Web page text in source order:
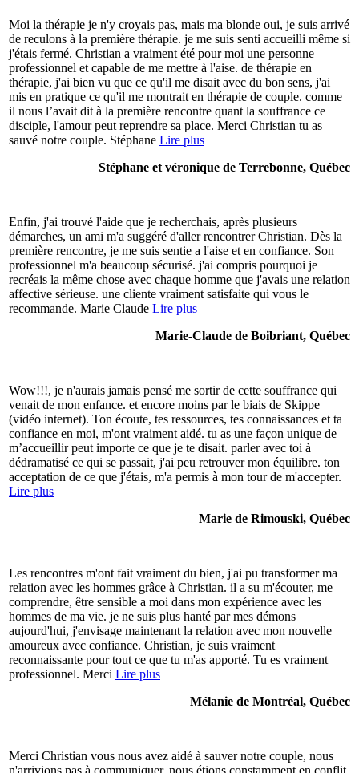
Moi la thérapie je n'y croyais pas, mais ma blonde oui, je suis arrivé
de reculons à la première thérapie. je me suis senti accueilli même si
j'étais fermé. Christian a vraiment été pour moi une personne
professionnel et capable de me mettre à l'aise. de thérapie en
thérapie, j'ai bien vu que ce qu'il me disait avec du bon sens, j'ai
mis en pratique ce qu'il me montrait en thérapie de couple. comme
il nous l’avait dit à la première rencontre quant la souffrance ce
disciple, l'amour peut reprendre sa place. Merci Christian tu as
sauvé notre couple. Stéphane Lire plus
Stéphane et véronique de Terrebonne, Québec
Enfin, j'ai trouvé l'aide que je recherchais, après plusieurs
démarches, un ami m'a suggéré d'aller rencontrer Christian. Dès la
première rencontre, je me suis sentie a l'aise et en confiance. Son
professionnel m'a beaucoup sécurisé. j'ai compris pourquoi je
recréais la même chose avec chaque homme que j'avais une relation
affective sérieuse. une cliente vraiment satisfaite qui vous le
recommande. Marie Claude Lire plus
Marie-Claude de Boibriant, Québec
Wow!!!, je n'aurais jamais pensé me sortir de cette souffrance qui
venait de mon enfance. et encore moins par le biais de Skippe
(vidéo internet). Ton écoute, tes ressources, tes connaissances et ta
confiance en moi, m'ont vraiment aidé. tu as une façon unique de
m’accueillir peut importe ce que je te disait. parler avec toi à
dédramatisé ce qui se passait, j'ai peu retrouver mon équilibre. ton
acceptation de ce que j'étais, m'a permis à mon tour de m'accepter.
Lire plus
Marie de Rimouski, Québec
Les rencontres m'ont fait vraiment du bien, j'ai pu transformer ma
relation avec les hommes grâce à Christian. il a su m'écouter, me
comprendre, être sensible a moi dans mon expérience avec les
hommes de ma vie. je ne suis plus hanté par mes démons
aujourd'hui, j'envisage maintenant la relation avec mon nouvelle
amoureux avec confiance. Christian, je suis vraiment
reconnaissante pour tout ce que tu m'as apporté. Tu es vraiment
professionnel. Merci Lire plus
Mélanie de Montréal, Québec
Merci Christian vous nous avez aidé à sauver notre couple, nous